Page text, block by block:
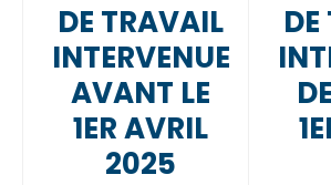
DE TRAVAIL
INTERVENUE
AVANT LE
1ER AVRIL
2025